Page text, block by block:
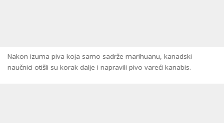
Nakon izuma piva koja samo sadrže marihuanu, kanadski
naučnici otišli su korak dalje i napravili pivo vareći kanabis.